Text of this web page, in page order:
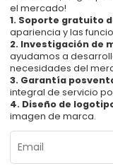
el mercado!
1. Soporte gratuito
apariencia y las
2. Investigación de
ayudamos a
necesidades del
3. Garantía
integral de servicio
4. Diseño de
imagen de marca.